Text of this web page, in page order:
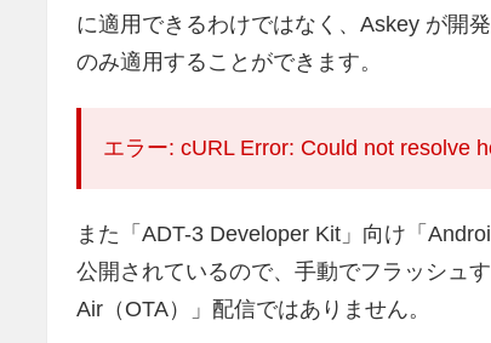
に適用できるわけではなく、Askey が開
のみ適用することができます。
エラー: cURL Error: Could not resolve
また「ADT-3 Developer Kit」向け「
公開されているので、手動でフラッシュ
Air（OTA）」配信ではありません。